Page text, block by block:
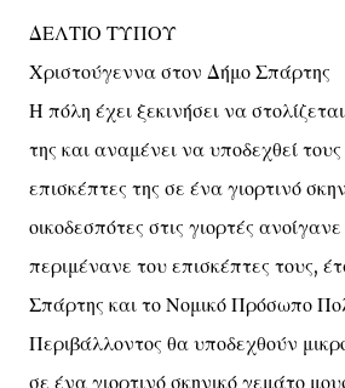
ΔΕΛΤΙΟ ΤΥΠΟΥ
Χριστούγεννα στον Δήμο Σπάρτης
Η πόλη έχει ξεκινήσει να
της και αναμένει να υποδεχθεί τους
επισκέπτες της σε ένα γιορτινό
οικοδεσπότες στις γιορτές ανοίγανε
περιμένανε του επισκέπτες τους,
Σπάρτης και το Νομικό Πρόσωπο
Περιβάλλοντος θα υποδεχθούν
σε ένα γιορτινό σκηνικό γεμάτο